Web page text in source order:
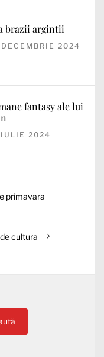
brazii argintii
2024
fantasy ale lui
IULIE 2024
primavara
cultura